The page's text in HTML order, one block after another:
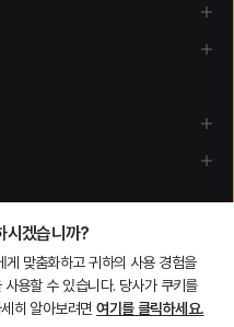
시겠습니까?
맞춤화하고 귀하의 사용 경험을
용할 수 있습니다. 당사가 쿠키를
히 알아보려면여기를 클릭하세요.